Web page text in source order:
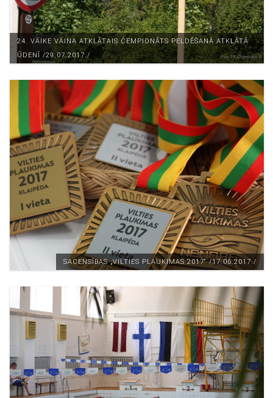
24. VÄIKE VÄINA ATKLĀTAIS ČEMPIONĀTS PELDĒŠANĀ ATKLĀTĀ
ŪDENĪ /29.07.2017./
SACENSĪBAS „VILTIES PLAUKIMAS 2017“ /17.06.2017./